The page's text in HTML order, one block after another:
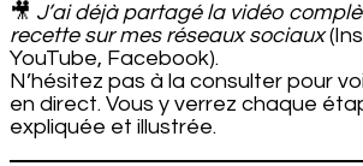
🎥 J’ai déjà partagé la vidéo
recette sur mes réseaux sociaux
YouTube, Facebook).
N’hésitez pas à la consulter pour
en direct. Vous y verrez chaque
expliquée et illustrée.